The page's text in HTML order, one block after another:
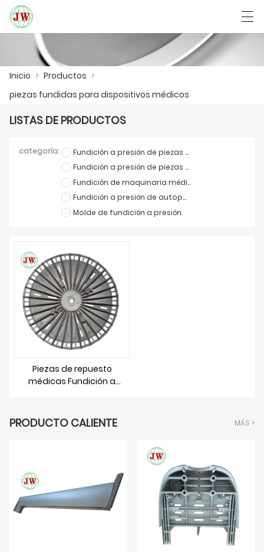
INICIO
CONTÁCTENOS
SOBRE NOSOTROS
العربية Deutsch English
Inicio > Productos >
piezas fundidas para dispositivos médicos
LISTAS DE PRODUCTOS
categoría:
Fundición a presión de piezas de muebles
Fundición a presión de piezas de comunicación
Fundición de maquinaria médica
Fundición a presión de autopartes
Molde de fundición a presión
Piezas de repuesto
médicas Fundición a
PRODUCTO CALIENTE MÁS >